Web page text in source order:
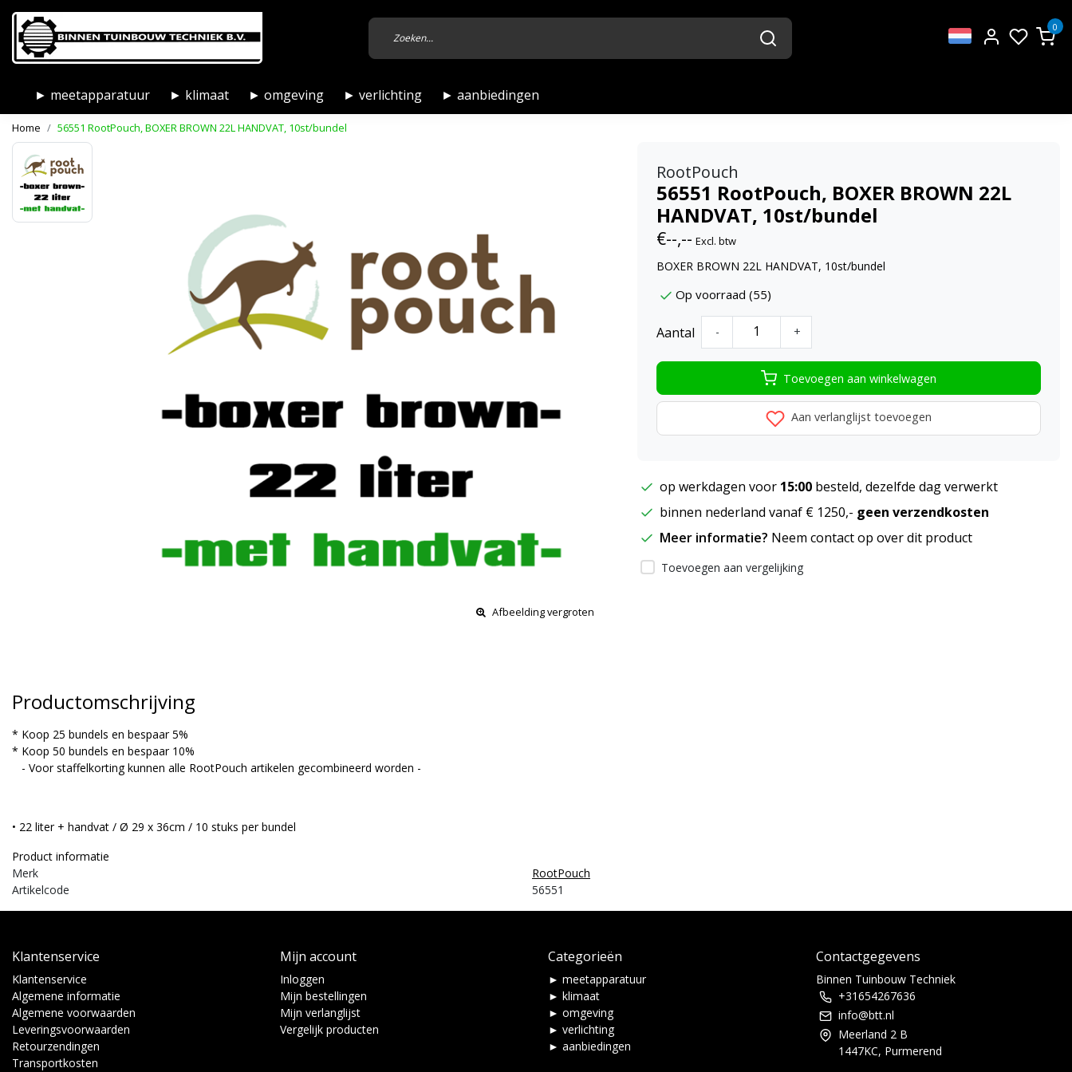
0
► meetapparatuur ► klimaat ► omgeving ► verlichting ► aanbiedingen
Home 56551 RootPouch, BOXER BROWN 22L HANDVAT, 10st/bundel
Afbeelding vergroten
RootPouch
56551 RootPouch, BOXER BROWN 22L
HANDVAT, 10st/bundel
€--,-- Excl. btw
BOXER BROWN 22L HANDVAT, 10st/bundel
Op voorraad (55)
Aantal - +
Toevoegen aan winkelwagen
Aan verlanglijst toevoegen
op werkdagen voor 15:00 besteld, dezelfde dag verwerkt
binnen nederland vanaf € 1250,- geen verzendkosten
Meer informatie? Neem contact op over dit product
Toevoegen aan vergelijking
Productomschrijving
* Koop 25 bundels en bespaar 5%
* Koop 50 bundels en bespaar 10%
- Voor staffelkorting kunnen alle RootPouch artikelen gecombineerd worden -
• 22 liter + handvat / Ø 29 x 36cm / 10 stuks per bundel
Product informatie
Merk
RootPouch
Artikelcode
56551
Klantenservice
Klantenservice
Algemene informatie
Algemene voorwaarden
Leveringsvoorwaarden
Retourzendingen
Transportkosten
Mijn account
Inloggen
Mijn bestellingen
Mijn verlanglijst
Vergelijk producten
Categorieën
► meetapparatuur
► klimaat
► omgeving
► verlichting
► aanbiedingen
Contactgegevens
Binnen Tuinbouw Techniek
+31654267636
info@btt.nl
Meerland 2 B
1447KC, Purmerend